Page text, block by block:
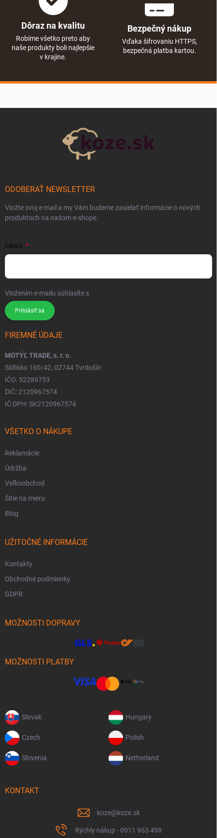
Dôraz na kvalitu
Robíme všetko preto aby
naše produkty boli najlepšie
v krajine.
Bezpečný nákup
Vďaka šifrovaniu HTTPS,
bezpečná platba kartou.
ODOBERAŤ NEWSLETTER
Vložte svoj e-mail a my Vám budeme zasielať informácie o nových
produktoch na našom e-shope.
EMAIL
Vložením e-mailu súhlasíte s
Prihlásiť sa
FIREMNÉ ÚDAJE
MOTÝĽ TRADE, s. r. o.
Sídlisko 160/42, 02744 Tvrdošín
IČO: 52289753
DIČ: 2120967574
IČ DPH: SK2120967574
VŠETKO O NÁKUPE
Reklamácie
Údržba
Veľkoobchod
Šitie na mieru
Blog
UŽITOČNÉ INFORMÁCIE
Kontakty
Obchodné podmienky
GDPR
MOŽNOSTI DOPRAVY
MOŽNOSTI PLATBY
Slovak Hungary
Czech Polish
Slovenia Netherland
KONTAKT
koze@koze.sk
Rýchly nákup - 0911 963 498